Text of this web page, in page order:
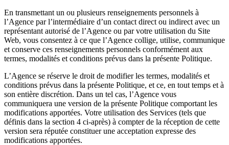
En transmettant un ou plusieurs renseignements personnels à
l’Agence par l’intermédiaire d’un contact direct ou indirect avec un
représentant autorisé de l’Agence ou par votre utilisation du Site
Web, vous consentez à ce que l’Agence collige, utilise, communique
et conserve ces renseignements personnels conformément aux
termes, modalités et conditions prévus dans la présente Politique.
L’Agence se réserve le droit de modifier les termes, modalités et
conditions prévus dans la présente Politique, et ce, en tout temps et à
son entière discrétion. Dans un tel cas, l’Agence vous
communiquera une version de la présente Politique comportant les
modifications apportées. Votre utilisation des Services (tels que
définis dans la section 4 ci-après) à compter de la réception de cette
version sera réputée constituer une acceptation expresse des
modifications apportées.